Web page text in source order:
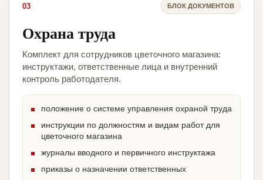
03 БЛОК ДОКУМЕНТОВ
Охрана труда
Комплект для сотрудников цветочного магазина:
инструктажи, ответственные лица и внутренний
контроль работодателя.
положение о системе управления охраной труда
инструкции по должностям и видам работ для
цветочного магазина
журналы вводного и первичного инструктажа
приказы о назначении ответственных